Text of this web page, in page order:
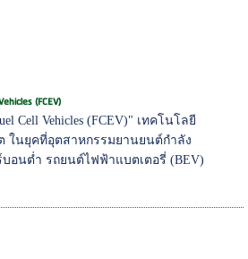
(FCEV)
Cell Vehicles (FCEV)" เทคโนโลยี
ในยุคที่อุตสาหกรรมยานยนต์กำลัง
บอนต่ำ รถยนต์ไฟฟ้าแบตเตอรี่ (BEV)